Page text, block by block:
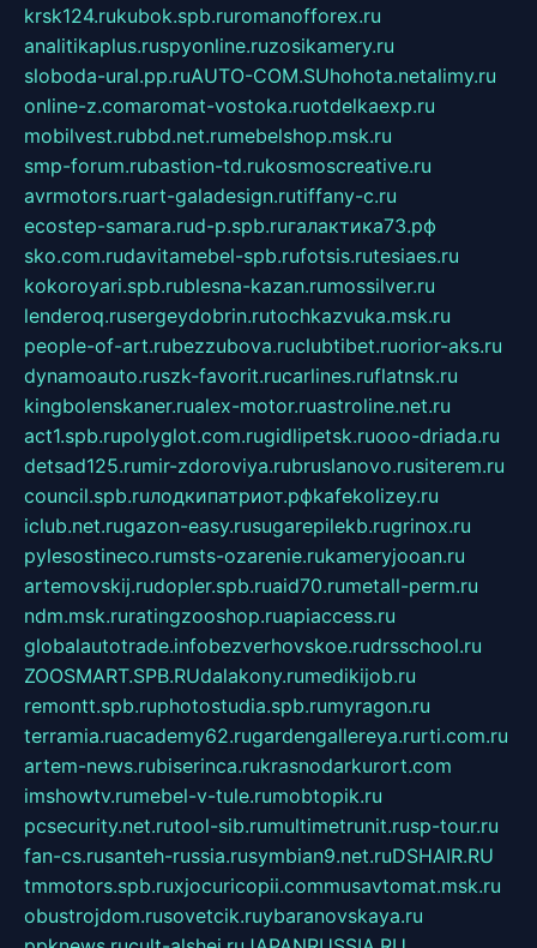
krsk124.rukubok.spb.ruromanofforex.ru
analitikaplus.ruspyonline.ruzosikamery.ru
sloboda-ural.pp.ruAUTO-COM.SUhohota.netalimy.ru
online-z.comaromat-vostoka.ruotdelkaexp.ru
mobilvest.rubbd.net.rumebelshop.msk.ru
smp-forum.rubastion-td.rukosmoscreative.ru
avrmotors.ruart-galadesign.rutiffany-c.ru
ecostep-samara.rud-p.spb.ruгалактика73.рф
sko.com.rudavitamebel-spb.rufotsis.rutesiaes.ru
kokoroyari.spb.rublesna-kazan.rumossilver.ru
lenderoq.rusergeydobrin.rutochkazvuka.msk.ru
people-of-art.rubezzubova.ruclubtibet.ruorior-aks.ru
dynamoauto.ruszk-favorit.rucarlines.ruflatnsk.ru
kingbolenskaner.rualex-motor.ruastroline.net.ru
act1.spb.rupolyglot.com.rugidlipetsk.ruooo-driada.ru
detsad125.rumir-zdoroviya.rubruslanovo.rusiterem.ru
council.spb.ruлодкипатриот.рфkafekolizey.ru
iclub.net.rugazon-easy.rusugarepilekb.rugrinox.ru
pylesostineco.rumsts-ozarenie.rukameryjooan.ru
artemovskij.rudopler.spb.ruaid70.rumetall-perm.ru
ndm.msk.ruratingzooshop.ruapiaccess.ru
globalautotrade.infobezverhovskoe.rudrsschool.ru
ZOOSMART.SPB.RUdalakony.rumedikijob.ru
remontt.spb.ruphotostudia.spb.rumyragon.ru
terramia.ruacademy62.rugardengallereya.rurti.com.ru
artem-news.rubiserinca.rukrasnodarkurort.com
imshowtv.rumebel-v-tule.rumobtopik.ru
pcsecurity.net.rutool-sib.rumultimetrunit.rusp-tour.ru
fan-cs.rusanteh-russia.rusymbian9.net.ruDSHAIR.RU
tmmotors.spb.ruxjocuricopii.commusavtomat.msk.ru
obustrojdom.rusovetcik.ruybaranovskaya.ru